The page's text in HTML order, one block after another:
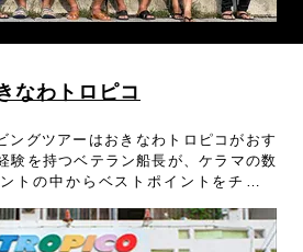
なわトロピコ
ングツアーはおきなわトロピコがおす
験を持つベテラン船長が、ケラマの数
トの中からベストポイントをチョイ
がお得です！